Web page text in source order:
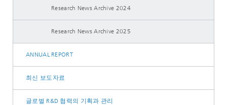
Research News Archive 2024
Research News Archive 2025
ANNUAL REPORT
최신 보도자료
글로벌 R&D 협력의 기획과 관리